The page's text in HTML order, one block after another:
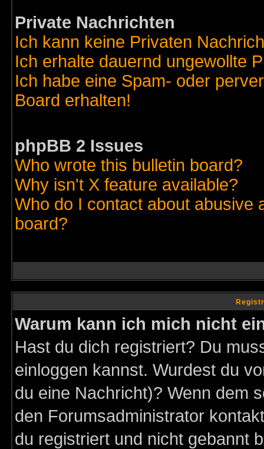
Private Nachrichten
Ich kann keine Privaten
Ich erhalte dauernd ungewollte
Ich habe eine Spam- oder
Board erhalten!
phpBB 2 Issues
Who wrote this bulletin board?
Why isn't X feature available?
Who do I contact about abusive
board?
Warum kann ich mich nicht
Hast du dich registriert? Du
einloggen kannst. Wurdest du
du eine Nachricht)? Wenn dem
den Forumsadministrator
du registriert und nicht gebannt